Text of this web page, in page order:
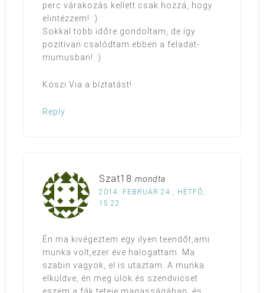
perc várakozás kellett csak hozzá, hogy
elintézzem! :)
Sokkal több időre gondoltam, de így
pozitívan csalódtam ebben a feladat-
mumusban! :)
Köszi Via a bíztatást!
Reply
Szat18 mondta
2014. FEBRUÁR 24., HÉTFŐ,
15:22
Én ma kivégeztem egy ilyen teendőt,ami
munka volt,ezer éve halogattam. Ma
szabin vagyok, el is utaztam. A munka
elküldve, én meg ülök és szendvicset